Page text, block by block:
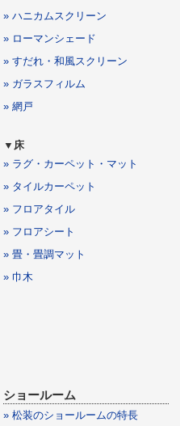
» ハニカムスクリーン
» ローマンシェード
» すだれ・和風スクリーン
» ガラスフィルム
» 網戸
▼床
» ラグ・カーペット・マット
» タイルカーペット
» フロアタイル
» フロアシート
» 畳・畳調マット
» 巾木
ショールーム
» 松装のショールームの特長